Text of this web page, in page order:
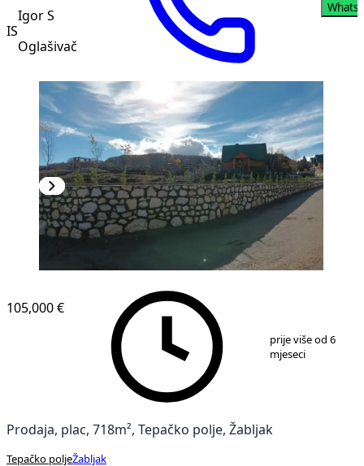
IS
Igor S
Oglašivač
1 9
105,000 €
prije više od 6
mjeseci
Prodaja, plac, 718m², Tepačko polje, Žabljak
Tepačko poljeŽabljak